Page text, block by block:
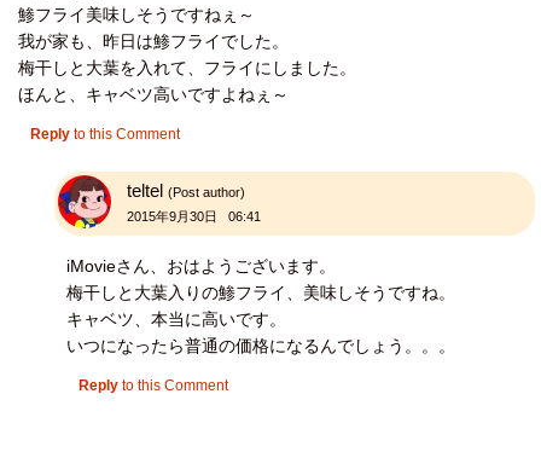
鯵フライ美味しそうですねぇ～
我が家も、昨日は鯵フライでした。
梅干しと大葉を入れて、フライにしました。
ほんと、キャベツ高いですよねぇ～
Reply to this Comment
teltel (Post author)
2015年9月30日 06:41
iMovieさん、おはようございます。
梅干しと大葉入りの鯵フライ、美味しそうですね。
キャベツ、本当に高いです。
いつになったら普通の価格になるんでしょう。。。
Reply to this Comment